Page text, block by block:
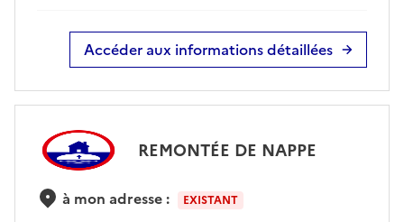
Accéder aux informations détaillées
REMONTÉE DE NAPPE
à mon adresse : EXISTANT